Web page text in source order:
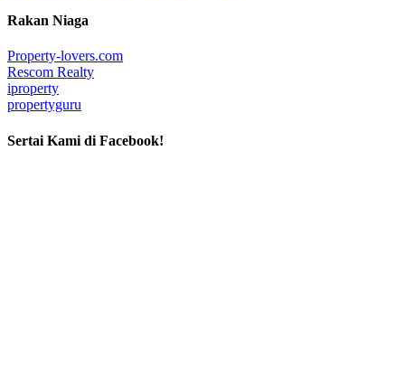
Rakan Niaga
Property-lovers.com
Rescom Realty
iproperty
propertyguru
Sertai Kami di Facebook!